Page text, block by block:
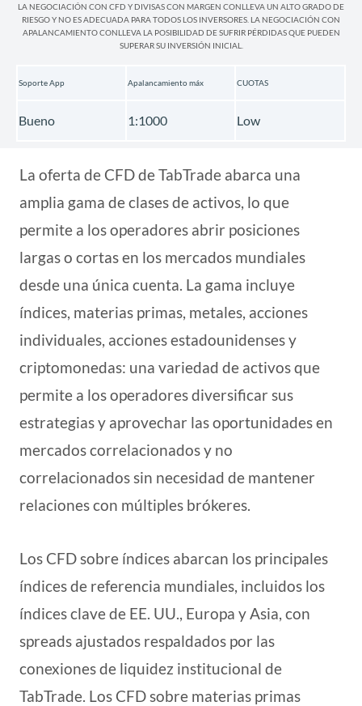
LA NEGOCIACIÓN CON CFD Y DIVISAS CON MARGEN CONLLEVA UN ALTO GRADO DE
RIESGO Y NO ES ADECUADA PARA TODOS LOS INVERSORES. LA NEGOCIACIÓN CON
APALANCAMIENTO CONLLEVA LA POSIBILIDAD DE SUFRIR PÉRDIDAS QUE PUEDEN
SUPERAR SU INVERSIÓN INICIAL.
Soporte App Apalancamiento máx CUOTAS
Bueno 1:1000 Low
La oferta de CFD de TabTrade abarca una
amplia gama de clases de activos, lo que
permite a los operadores abrir posiciones
largas o cortas en los mercados mundiales
desde una única cuenta. La gama incluye
índices, materias primas, metales, acciones
individuales, acciones estadounidenses y
criptomonedas: una variedad de activos que
permite a los operadores diversificar sus
estrategias y aprovechar las oportunidades en
mercados correlacionados y no
correlacionados sin necesidad de mantener
relaciones con múltiples brókeres.
Los CFD sobre índices abarcan los principales
índices de referencia mundiales, incluidos los
índices clave de EE. UU., Europa y Asia, con
spreads ajustados respaldados por las
conexiones de liquidez institucional de
TabTrade. Los CFD sobre materias primas